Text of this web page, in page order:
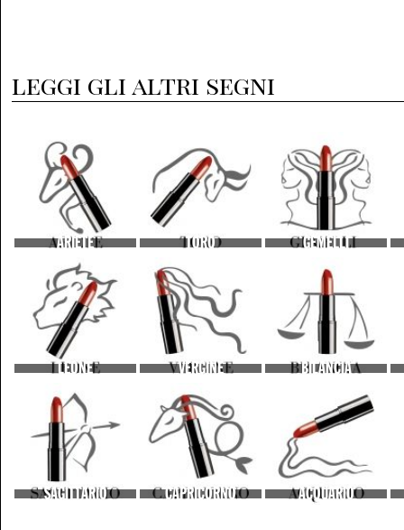
leggi gli altri segni
ARIETE TORO GEMELLI
LEONE VERGINE BILANCIA
SAGITTARIO CAPRICORNO ACQUARIO